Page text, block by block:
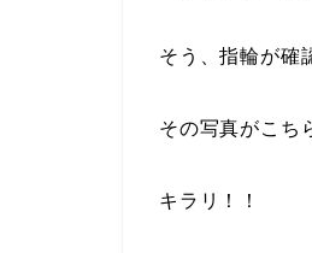
そう、指輪が確
その写真がこち
キラリ ！！